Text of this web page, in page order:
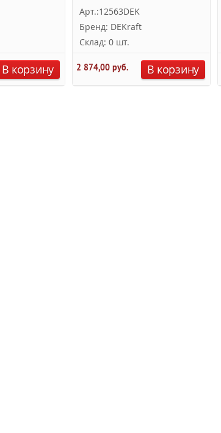
В корзину
Арт.:12563DEK
Бренд: DEKraft
Склад: 0 шт.
2 874,00 руб. В корзину